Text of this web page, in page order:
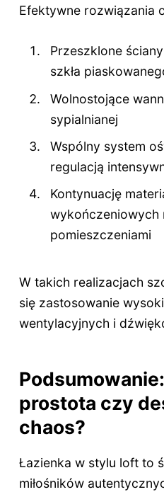
Efektywne rozwiązania
Przeszklone
szkła
Wolnostojące
sypialnianej
Wspólny system
regulacją
Kontynuację
wykończeniowych
pomieszczeniami
W takich realizacjach
się zastosowanie
wentylacyjnych i
prostota czy
chaos?
Łazienka w stylu loft to
miłośników